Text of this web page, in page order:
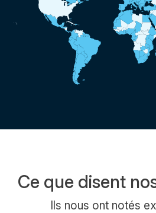
Ce que disent
Ils nous ont notés